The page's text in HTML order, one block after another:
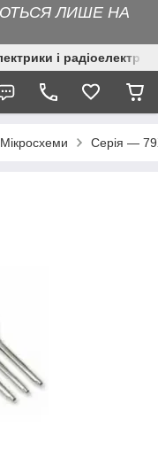
ЛИШЕ НА
і
Мікросхеми Серія —